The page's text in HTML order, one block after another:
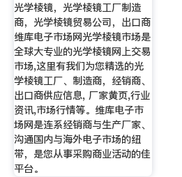
光学棱镜，光学棱镜工厂制造
商，光学棱镜贸易公司，出口商
维库电子市场网光学棱镜市场是
全球大专业的光学棱镜网上交易
市场,这里有我们为您精选的光
学棱镜工厂、制造商，经销商、
出口商供应信息, 厂家黄页,行业
资讯,市场行情等。维库电子市
场网是连系经销商与生产厂家、
沟通国内与海外电子市场的纽
带，是您从事采购商业活动的佳
平台。